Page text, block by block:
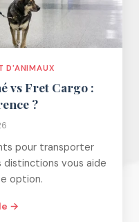
D'ANIMAUX
vs Fret Cargo :
?
pour transporter
distinctions vous aide
option.
→